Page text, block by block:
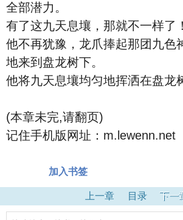
全部潜力。
有了这九天息壤，那就不一样了！
他不再犹豫，龙爪捧起那团九色
地来到盘龙树下。
他将九天息壤均匀地挥洒在盘龙
(本章未完,请翻页)
记住手机版网址：m.lewenn.net
加入书签
上一章 目录 下一